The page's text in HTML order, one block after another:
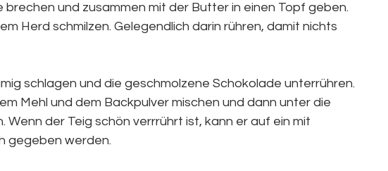
brechen und zusammen mit der Butter in einen Topf geben.
Herd schmilzen. Gelegendlich darin rühren, damit nichts
schlagen und die geschmolzene Schokolade unterrühren.
Mehl und dem Backpulver mischen und dann unter die
Wenn der Teig schön verrrührt ist, kann er auf ein mit
gegeben werden.